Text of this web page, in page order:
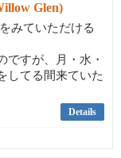
Glen)
みていただける
ですが、月・水・
してる間来ていた
Details